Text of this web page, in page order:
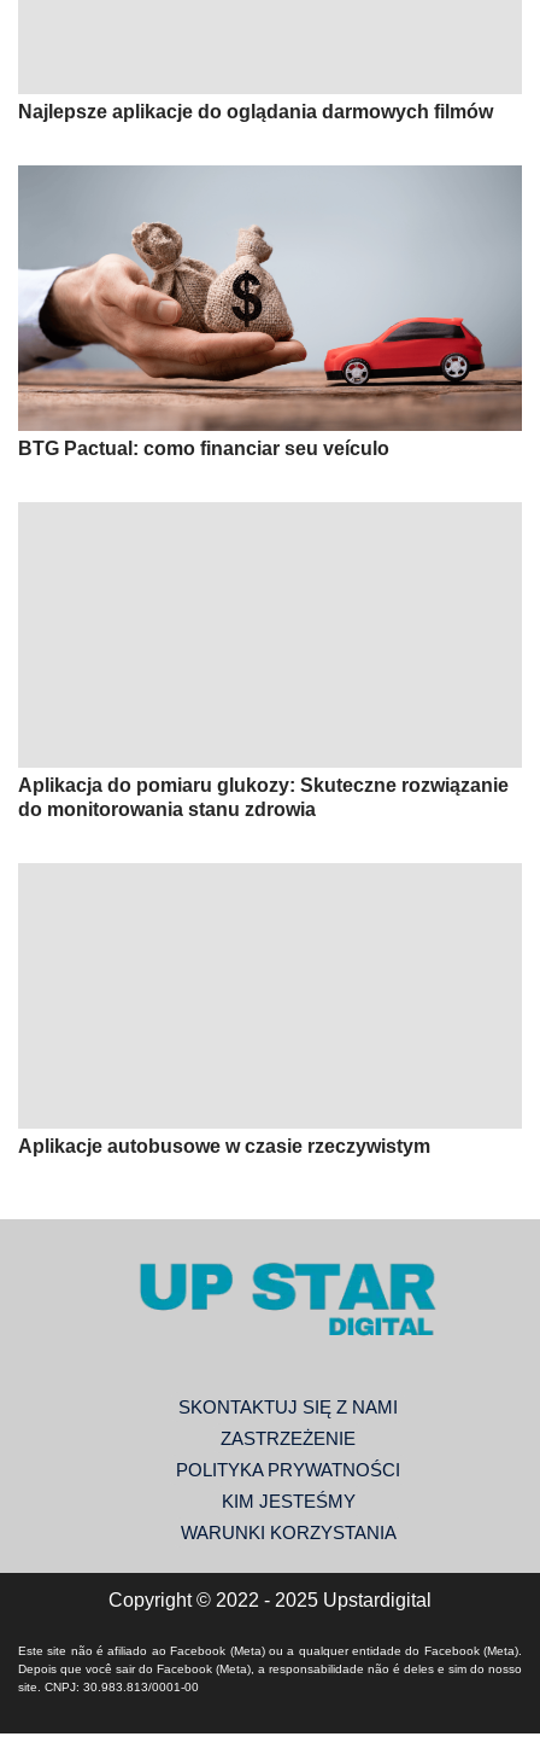
Najlepsze aplikacje do oglądania darmowych filmów
BTG Pactual: como financiar seu veículo
Aplikacja do pomiaru glukozy: Skuteczne rozwiązanie
do monitorowania stanu zdrowia
Aplikacje autobusowe w czasie rzeczywistym
SKONTAKTUJ SIĘ Z NAMI
ZASTRZEŻENIE
POLITYKA PRYWATNOŚCI
KIM JESTEŚMY
WARUNKI KORZYSTANIA
Copyright © 2022 - 2025 Upstardigital
Este site não é afiliado ao Facebook (Meta) ou a qualquer entidade do Facebook (Meta).
Depois que você sair do Facebook (Meta), a responsabilidade não é deles e sim do nosso
site. CNPJ: 30.983.813/0001-00